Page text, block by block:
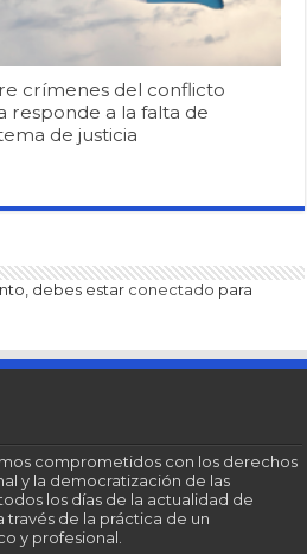
crímenes del conflicto
responde a la falta de
de justicia
debes estar conectado para
comprometidos con los derechos
y la democratización de las
los días de la actualidad de
de la práctica de un
y profesional.